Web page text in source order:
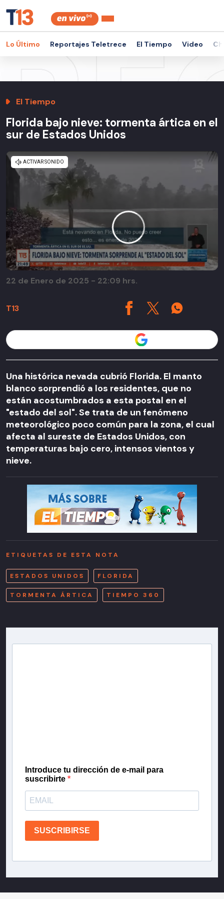
Lo Último Reportajes Teletrece El Tiempo Video
El Tiempo
Florida bajo nieve: tormenta ártica en el
sur de Estados Unidos
T13
22 de Enero de 2025 - 22:09 hrs.
Una histórica nevada cubrió Florida. El manto
blanco sorprendió a los residentes, que no
están acostumbrados a esta postal en el
"estado del sol". Se trata de un fenómeno
meteorológico poco común para la zona, el cual
afecta al sureste de Estados Unidos, con
temperaturas bajo cero, intensos vientos y
nieve.
ETIQUETAS DE ESTA NOTA
ESTADOS UNIDOS FLORIDA
TORMENTA ÁRTICA TIEMPO 360
Introduce tu dirección de e-mail para
suscribirte
SUSCRIBIRSE